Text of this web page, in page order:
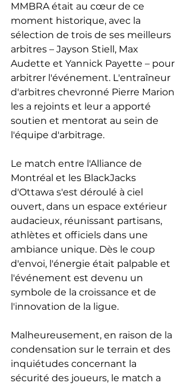
MMBRA était au cœur de ce
moment historique, avec la
sélection de trois de ses meilleurs
arbitres – Jayson Stiell, Max
Audette et Yannick Payette – pour
arbitrer l'événement. L'entraîneur
d'arbitres chevronné Pierre Marion
les a rejoints et leur a apporté
soutien et mentorat au sein de
l'équipe d'arbitrage.
Le match entre l'Alliance de
Montréal et les BlackJacks
d'Ottawa s'est déroulé à ciel
ouvert, dans un espace extérieur
audacieux, réunissant partisans,
athlètes et officiels dans une
ambiance unique. Dès le coup
d'envoi, l'énergie était palpable et
l'événement est devenu un
symbole de la croissance et de
l'innovation de la ligue.
Malheureusement, en raison de la
condensation sur le terrain et des
inquiétudes concernant la
sécurité des joueurs, le match a